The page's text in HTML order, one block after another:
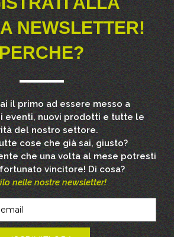
NEWSLETTER!
il primo ad essere messo a
eventi, nuovi prodotti e tutte le
del nostro settore.
cose che già sai, giusto?
che una volta al mese potresti
vincitore! Di cosa?
nelle nostre newsletter!